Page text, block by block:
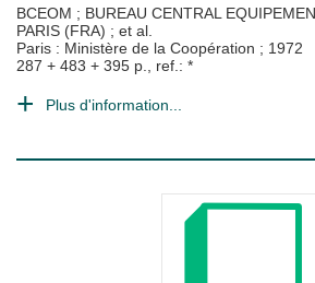
BCEOM ; BUREAU CENTRAL
PARIS (FRA) ; et al.
Paris : Ministère de la Coopération ; 1972
287 + 483 + 395 p., ref.: *
Plus d'information...